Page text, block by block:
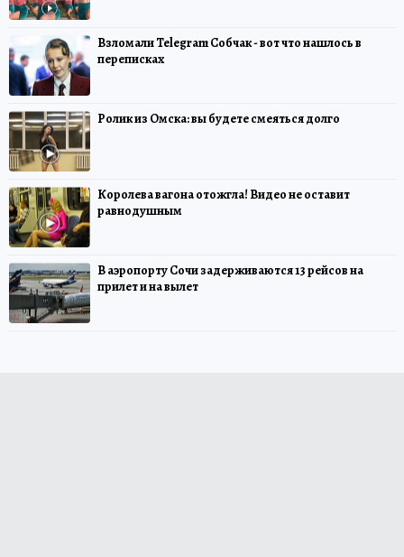
Взломали Telegram Собчак - вот что нашлось в
переписках
Ролик из Омска: вы будете смеяться долго
Королева вагона отожгла! Видео не оставит
равнодушным
В аэропорту Сочи задерживаются 13 рейсов на
прилет и на вылет